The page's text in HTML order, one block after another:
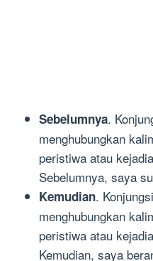
Sebelumnya.
menghubungkan
peristiwa atau
Sebelumnya, saya
Kemudian.
menghubungkan
peristiwa atau
Kemudian, saya